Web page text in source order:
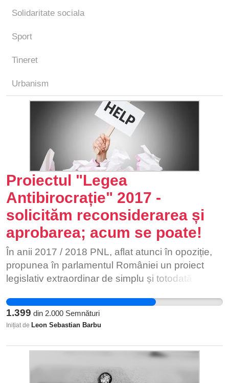
Solidaritate sociala
Sport
Tineret
Urbanism
Proiectul "Legea
Antibirocrație" 2017 -
solicităm reconsiderarea și
aprobarea; acum se poate!
În anii 2017 / 2018 PNL, aflat atunci în opoziție,
propunea în parlamentul României un proiect
legislativ extraordinar de simplu și totodată
interzicea oricărei instituții să mai poată solicita
unui cetățean documente privind informații pe
care o altă instituție le deține deja. Acest proiect
fiind respins atât în Senat cât și în Camera
Deputaților. Proiectul de lege a fost propus spre
1.399 din 2.000 Semnături
Inițiat de Leon Sebastian Barbu